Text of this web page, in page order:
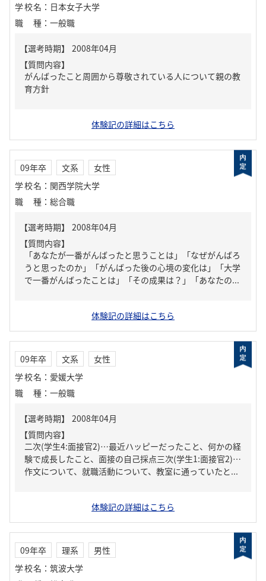
学校名 ： 日本女子大学
職種 ： 一般職
【質問内容】
がんばったこと周囲から尊敬されている人について親の教
育方針
体験記の詳細はこちら
09年卒 文系
女性
学校名 ： 関西学院大学
職種 ： 総合職
【質問内容】
「あなたが一番がんばったと思うことは」「なぜがんばろ
うと思ったのか」「がんばった後の心境の変化は」「大学
で一番がんばったことは」「その成果は？」「あなたの...
体験記の詳細はこちら
09年卒 文系
女性
学校名 ： 愛媛大学
職種 ： 一般職
【質問内容】
二次(学生4:面接官2)…最近ハッピーだったこと、何かの経
験で成長したこと、面接の自己採点三次(学生1:面接官2)…
作文について、就職活動について、教室に通っていたと...
体験記の詳細はこちら
09年卒 理系
男性
学校名 ： 筑波大学